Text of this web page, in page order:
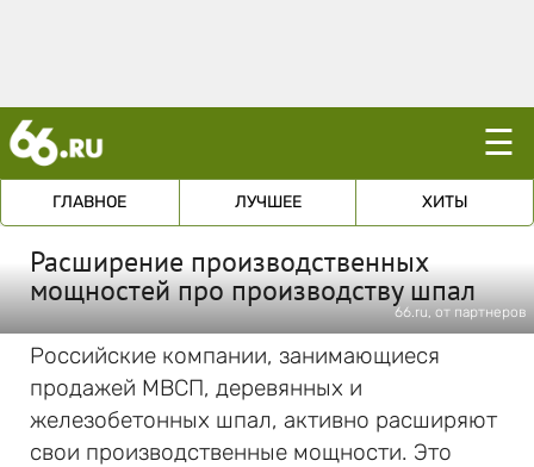
☰
ГЛАВНОЕ ЛУЧШЕЕ ХИТЫ
Расширение производственных
мощностей про производству шпал
66.ru, от партнеров
Российские компании, занимающиеся
продажей МВСП, деревянных и
железобетонных шпал, активно расширяют
свои производственные мощности. Это